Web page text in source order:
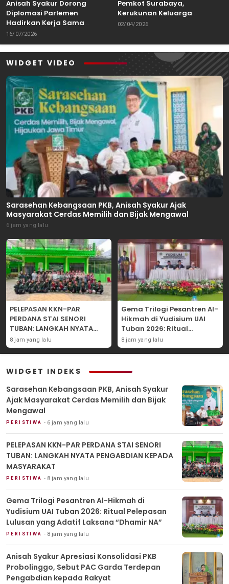
Anisah Syakur Dorong
Diplomasi Parlemen
Hadirkan Kerja Sama
Internasional yang
Berdampak bagi Kota Depok
16/07/2026
Pemkot Surabaya,
Kerukunan Keluarga
Kalimantan Dorong
Kuliner Nusantara
02/04/2026
WIDGET VIDEO
Sarasehan Kebangsaan PKB, Anisah Syakur Ajak
Masyarakat Cerdas Memilih dan Bijak Mengawal
6 jam yang lalu
PELEPASAN KKN-PAR
PERDANA STAI SENORI
TUBAN: LANGKAH NYATA
PENGABDIAN KEPADA
MASYARAKAT
8 jam yang lalu
Gema Trilogi Pesantren Al-
Hikmah di Yudisium UAI
Tuban 2026: Ritual
Pelepasan Lulusan yang
Adatif Laksana “Dhamir
8 jam yang lalu
WIDGET INDEKS
Sarasehan Kebangsaan PKB, Anisah Syakur
Ajak Masyarakat Cerdas Memilih dan Bijak
Mengawal
PERISTIWA 6 jam yang lalu
PELEPASAN KKN-PAR PERDANA STAI SENORI
TUBAN: LANGKAH NYATA PENGABDIAN KEPADA
MASYARAKAT
PERISTIWA 8 jam yang lalu
Gema Trilogi Pesantren Al-Hikmah di
Yudisium UAI Tuban 2026: Ritual Pelepasan
Lulusan yang Adatif Laksana “Dhamir NA”
PERISTIWA 8 jam yang lalu
Anisah Syakur Apresiasi Konsolidasi PKB
Probolinggo, Sebut PAC Garda Terdepan
Pengabdian kepada Rakyat